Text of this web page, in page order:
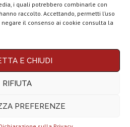
i quali potrebbero combinarle con
raccolto. Accettando, permetti l’uso
negare il consenso ai cookie consulta la
E CHIUDI
RIFIUTA
PREFERENZE
Disclaimer Privacy policy
giornalistica in quanto viene aggiornato
che eroga ai siti una commissione
un guadagno dagli acquisti idonei.